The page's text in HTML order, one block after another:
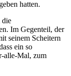
hatten.
die
Im Gegenteil, der
seinem Scheitern
ein so
alle-Mal, zum